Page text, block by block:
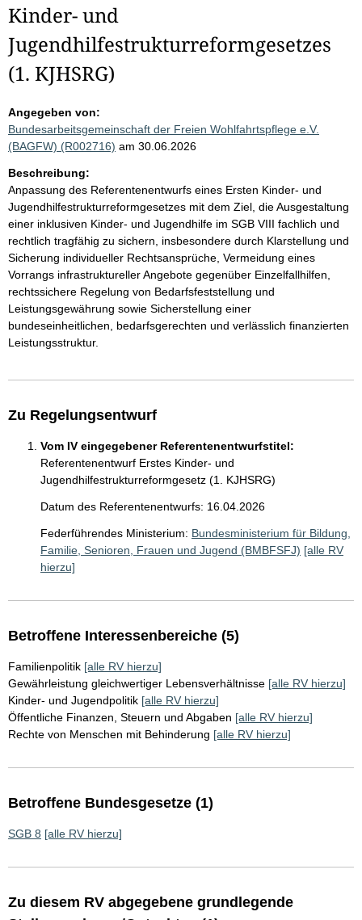
Kinder- und
Jugendhilfestrukturreformgesetzes
(1. KJHSRG)
Angegeben von:
Bundesarbeitsgemeinschaft der Freien Wohlfahrtspflege e.V.
(BAGFW) (R002716) am 30.06.2026
Beschreibung:
Anpassung des Referentenentwurfs eines Ersten Kinder- und
Jugendhilfestrukturreformgesetzes mit dem Ziel, die Ausgestaltung
einer inklusiven Kinder- und Jugendhilfe im SGB VIII fachlich und
rechtlich tragfähig zu sichern, insbesondere durch Klarstellung und
Sicherung individueller Rechtsansprüche, Vermeidung eines
Vorrangs infrastruktureller Angebote gegenüber Einzelfallhilfen,
rechtssichere Regelung von Bedarfsfeststellung und
Leistungsgewährung sowie Sicherstellung einer
bundeseinheitlichen, bedarfsgerechten und verlässlich finanzierten
Leistungsstruktur.
Zu Regelungsentwurf
Vom IV eingegebener Referentenentwurfstitel:
Referentenentwurf Erstes Kinder- und
Jugendhilfestrukturreformgesetz (1. KJHSRG)
Datum des Referentenentwurfs: 16.04.2026
Federführendes Ministerium: Bundesministerium für Bildung,
Familie, Senioren, Frauen und Jugend (BMBFSFJ) [alle RV
hierzu]
Betroffene Interessenbereiche (5)
Familienpolitik [alle RV hierzu]
Gewährleistung gleichwertiger Lebensverhältnisse [alle RV hierzu]
Kinder- und Jugendpolitik [alle RV hierzu]
Öffentliche Finanzen, Steuern und Abgaben [alle RV hierzu]
Rechte von Menschen mit Behinderung [alle RV hierzu]
Betroffene Bundesgesetze (1)
SGB 8 [alle RV hierzu]
Zu diesem RV abgegebene grundlegende